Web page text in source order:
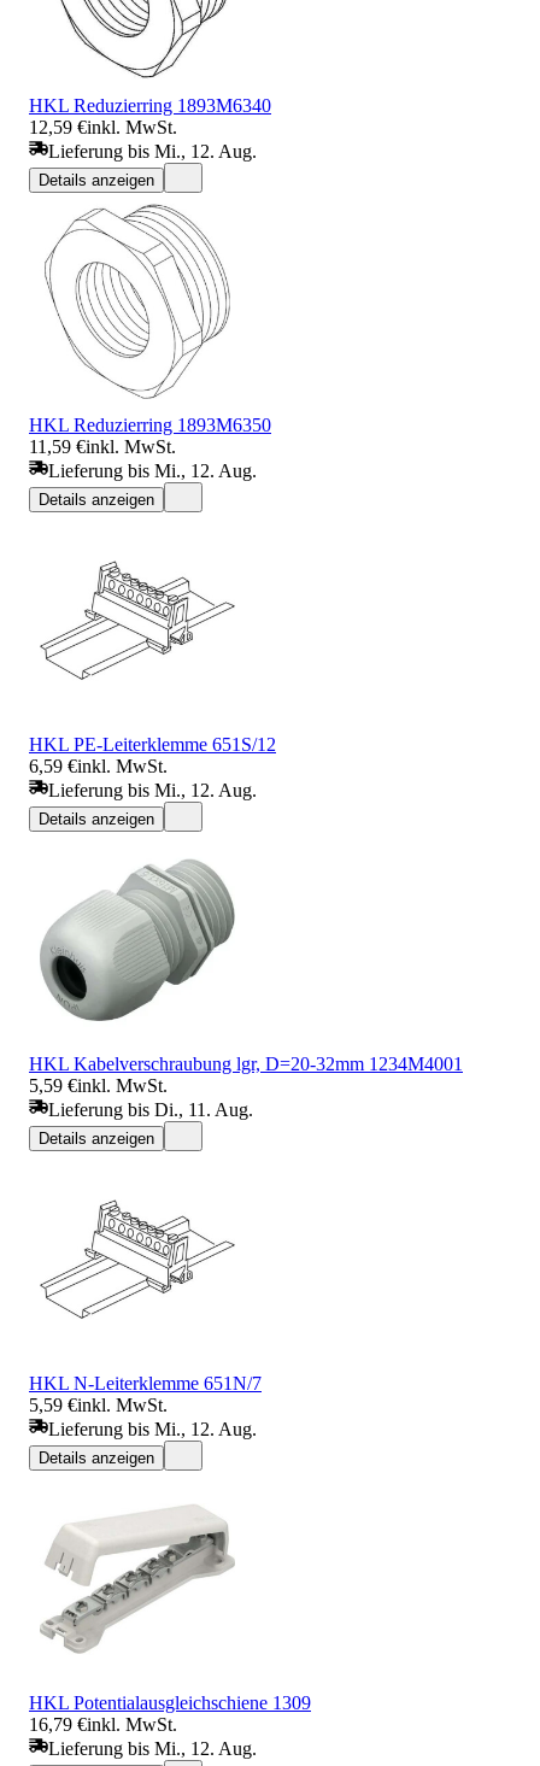
HKL Reduzierring 1893M6340
12,59 €inkl. MwSt.
Lieferung bis Mi., 12. Aug.
Details anzeigen
HKL Reduzierring 1893M6350
11,59 €inkl. MwSt.
Lieferung bis Mi., 12. Aug.
Details anzeigen
HKL PE-Leiterklemme 651S/12
6,59 €inkl. MwSt.
Lieferung bis Mi., 12. Aug.
Details anzeigen
HKL Kabelverschraubung lgr, D=20-32mm 1234M4001
5,59 €inkl. MwSt.
Lieferung bis Di., 11. Aug.
Details anzeigen
HKL N-Leiterklemme 651N/7
5,59 €inkl. MwSt.
Lieferung bis Mi., 12. Aug.
Details anzeigen
HKL Potentialausgleichschiene 1309
16,79 €inkl. MwSt.
Lieferung bis Mi., 12. Aug.